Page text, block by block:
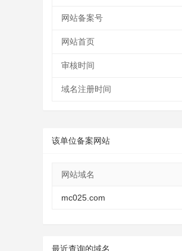
网站备案号
网站首页
审核时间
域名注册时间
该单位备案网站
网站域名
mc025.com
最近查询的域名